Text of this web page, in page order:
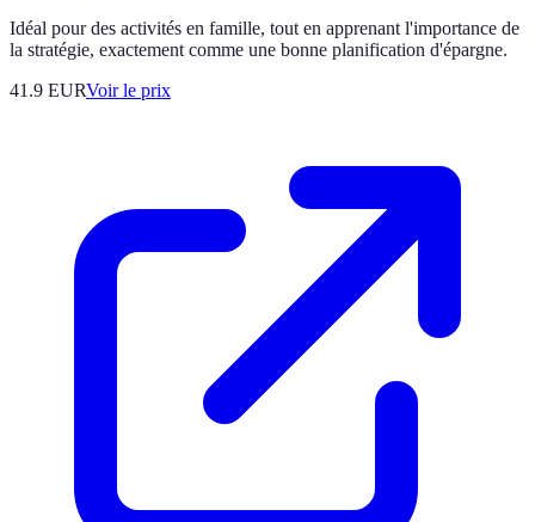
Idéal pour des activités en famille, tout en apprenant l'importance de
la stratégie, exactement comme une bonne planification d'épargne.
41.9 EURVoir le prix